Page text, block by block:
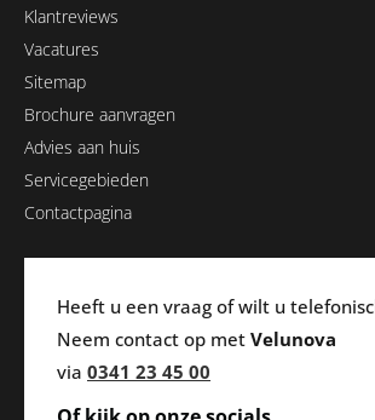
Klantreviews
Vacatures
Sitemap
Brochure aanvragen
Advies aan huis
Servicegebieden
Contactpagina
Heeft u een vraag of wilt u
Neem contact op met Velunova
via 0341 23 45 00